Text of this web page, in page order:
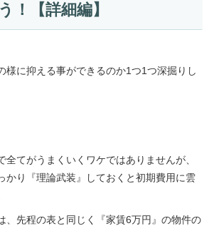
！【詳細編】
様に抑える事ができるのか1つ1つ深掘りし
全てがうまくいくワケではありませんが、
かり『理論武装』しておくと初期費用に雲
、先程の表と同じく『家賃6万円』の物件の